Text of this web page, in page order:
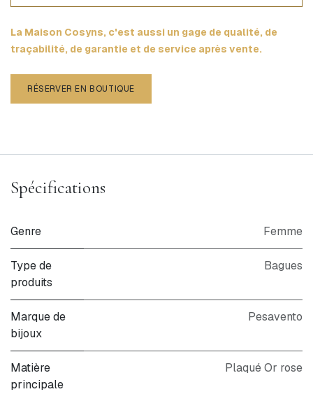
La Maison Cosyns, c'est aussi un gage de qualité, de
traçabilité, de garantie et de service après vente.
RÉSERVER EN BOUTIQUE
Spécifications
Genre Femme
Type de
produits
Bagues
Marque de
bijoux
Pesavento
Matière
principale
Plaqué Or rose